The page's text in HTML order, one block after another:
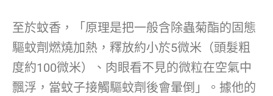
至於蚊香，「原理是把一般含除蟲菊酯的固態
驅蚊劑燃燒加熱，釋放約小於5微米（頭髮粗
度約100微米）、肉眼看不見的微粒在空氣中
飄浮，當蚊子接觸驅蚊劑後會暈倒」。據他的